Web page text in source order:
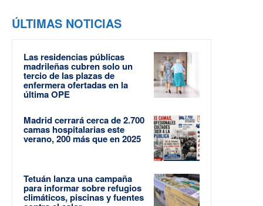
ÚLTIMAS NOTICIAS
Las residencias públicas
madrileñas cubren solo un
tercio de las plazas de
enfermera ofertadas en la
última OPE
Madrid cerrará cerca de 2.700
camas hospitalarias este
verano, 200 más que en 2025
Tetuán lanza una campaña
para informar sobre refugios
climáticos, piscinas y fuentes